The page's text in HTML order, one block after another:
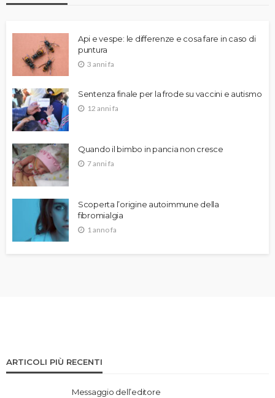
Api e vespe: le differenze e cosa fare in caso di
puntura
3 anni fa
Sentenza finale per la frode su vaccini e autismo
12 anni fa
Quando il bimbo in pancia non cresce
7 anni fa
Scoperta l’origine autoimmune della
fibromialgia
1 anno fa
ARTICOLI PIÙ RECENTI
Messaggio dell’editore